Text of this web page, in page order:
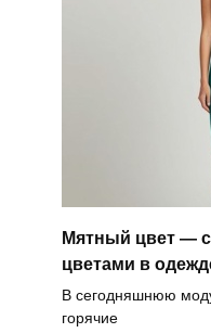
Мятный цвет —
цветами в
В сегодняшнюю
горячие